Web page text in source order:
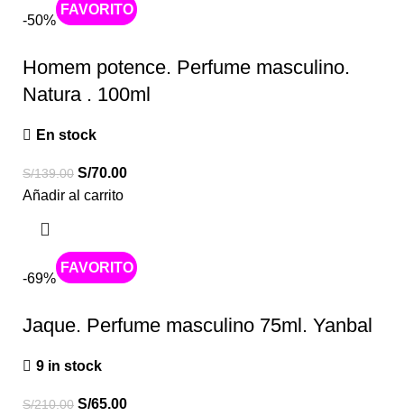
-50%
Caliente
Homem potence. Perfume masculino.
Natura . 100ml
En stock
S/139.00 S/70.00
Añadir al carrito
-69%
Caliente
Jaque. Perfume masculino 75ml. Yanbal
9 in stock
S/210.00 S/65.00